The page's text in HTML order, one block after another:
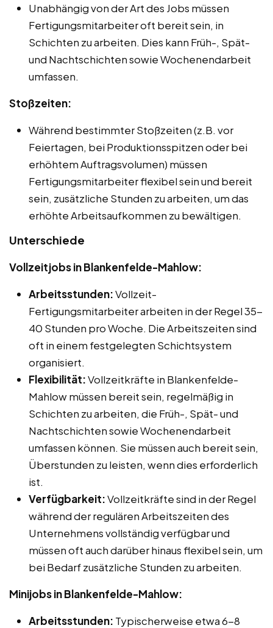
Unabhängig von der Art des Jobs müssen
Fertigungsmitarbeiter oft bereit sein, in
Schichten zu arbeiten. Dies kann Früh-, Spät-
und Nachtschichten sowie Wochenendarbeit
umfassen.
Stoßzeiten:
Während bestimmter Stoßzeiten (z.B. vor
Feiertagen, bei Produktionsspitzen oder bei
erhöhtem Auftragsvolumen) müssen
Fertigungsmitarbeiter flexibel sein und bereit
sein, zusätzliche Stunden zu arbeiten, um das
erhöhte Arbeitsaufkommen zu bewältigen.
Unterschiede
Vollzeitjobs in Blankenfelde-Mahlow:
Arbeitsstunden:Vollzeit-
Fertigungsmitarbeiter arbeiten in der Regel 35-
40 Stunden pro Woche. Die Arbeitszeiten sind
oft in einem festgelegten Schichtsystem
organisiert.
Flexibilität:Vollzeitkräfte in Blankenfelde-
Mahlow müssen bereit sein, regelmäßig in
Schichten zu arbeiten, die Früh-, Spät- und
Nachtschichten sowie Wochenendarbeit
umfassen können. Sie müssen auch bereit sein,
Überstunden zu leisten, wenn dies erforderlich
ist.
Verfügbarkeit:Vollzeitkräfte sind in der Regel
während der regulären Arbeitszeiten des
Unternehmens vollständig verfügbar und
müssen oft auch darüber hinaus flexibel sein, um
bei Bedarf zusätzliche Stunden zu arbeiten.
Minijobs in Blankenfelde-Mahlow:
Arbeitsstunden: Typischerweise etwa 6-8